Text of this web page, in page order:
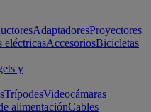
AdaptadoresProyectores
eléctricasAccesoriosBicicletas
y
TrípodesVideocámaras
alimentaciónCables